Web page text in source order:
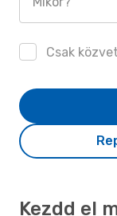
Csak
Kezdd el